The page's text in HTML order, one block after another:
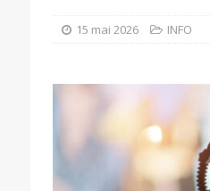
15 mai 2026 INFO